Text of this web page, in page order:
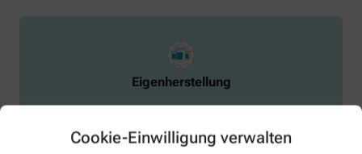
Cookie-Einwilligung verwalten
Eigenherstellung
Tinkturen